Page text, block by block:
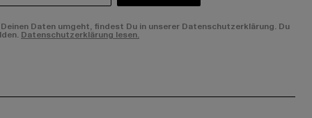
Daten umgeht, findest Du in unserer Datenschutzerklärung. Du
Datenschutzerklärung lesen.